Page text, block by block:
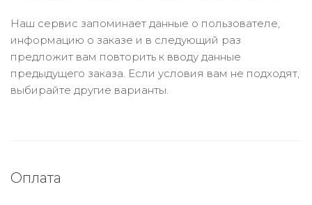
Наш сервис запоминает данные о пользователе,
информацию о заказе и в следующий раз
предложит вам повторить к вводу данные
предыдущего заказа. Если условия вам не подходят,
выбирайте другие варианты.
Оплата